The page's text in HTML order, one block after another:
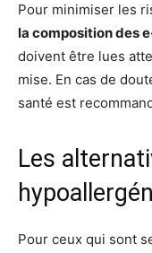
Pour minimiser les
la composition des
doivent être lues
mise. En cas de
santé est
Les
Pour ceux qui sont